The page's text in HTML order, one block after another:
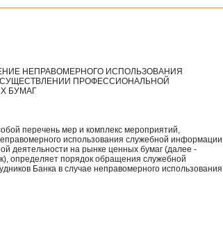
НЕПРАВОМЕРНОГО ИСПОЛЬЗОВАНИЯ
ПРОФЕССИОНАЛЬНОЙ
БУМАГ
перечень мер и комплекс мероприятий,
использования служебной информации
деятельности на рынке ценных бумаг (далее -
определяет порядок обращения служебной
Банка в случае неправомерного использования